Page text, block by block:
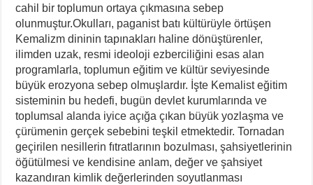
cahil bir toplumun ortaya çıkmasına sebep
olunmuştur.Okulları, paganist batı kültürüyle örtüşen
Kemalizm dininin tapınakları haline dönüştürenler,
ilimden uzak, resmi ideoloji ezberciliğini esas alan
programlarla, toplumun eğitim ve kültür seviyesinde
büyük erozyona sebep olmuşlardır. İşte Kemalist eğitim
sisteminin bu hedefi, bugün devlet kurumlarında ve
toplumsal alanda iyice açığa çıkan büyük yozlaşma ve
çürümenin gerçek sebebini teşkil etmektedir. Tornadan
geçirilen nesillerin fıtratlarının bozulması, şahsiyetlerinin
öğütülmesi ve kendisine anlam, değer ve şahsiyet
kazandıran kimlik değerlerinden soyutlanması